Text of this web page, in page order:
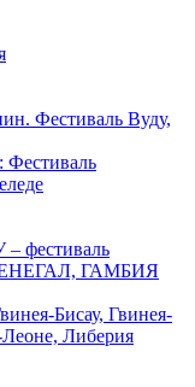
Фестиваль Вуду,
Фестиваль
фестиваль
ГАМБИЯ
Бисау, Гвинея-
Либерия